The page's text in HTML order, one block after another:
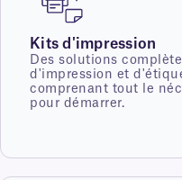
Kits d'impression
Des solutions
d'impression et
comprenant tout le
pour démarrer.